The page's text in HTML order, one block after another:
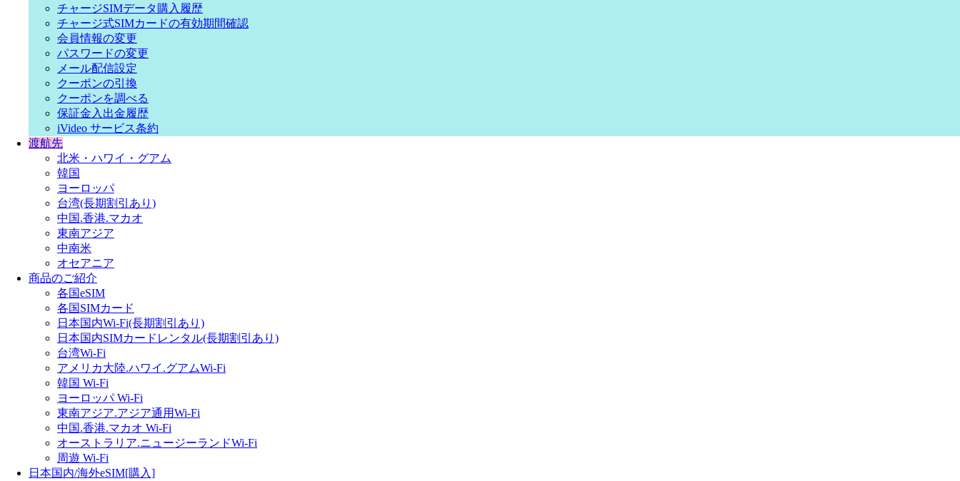
チャージSIMデータ購入履歴
チャージ式SIMカードの有効期間確認
会員情報の変更
パスワードの変更
メール配信設定
クーポンの引換
クーポンを調べる
保証金入出金履歴
iVideo サービス条約
渡航先
北米・ハワイ・グアム
韓国
ヨーロッパ
台湾(長期割引あり)
中国.香港.マカオ
東南アジア
中南米
オセアニア
商品のご紹介
各国eSIM
各国SIMカード
日本国内Wi-Fi(長期割引あり)
日本国内SIMカードレンタル(長期割引あり)
台湾Wi-Fi
アメリカ大陸.ハワイ.グアムWi-Fi
韓国 Wi-Fi
ヨーロッパ Wi-Fi
東南アジア.アジア通用Wi-Fi
中国.香港.マカオ Wi-Fi
オーストラリア.ニュージーランドWi-Fi
周遊 Wi-Fi
日本国内/海外eSIM[購入]